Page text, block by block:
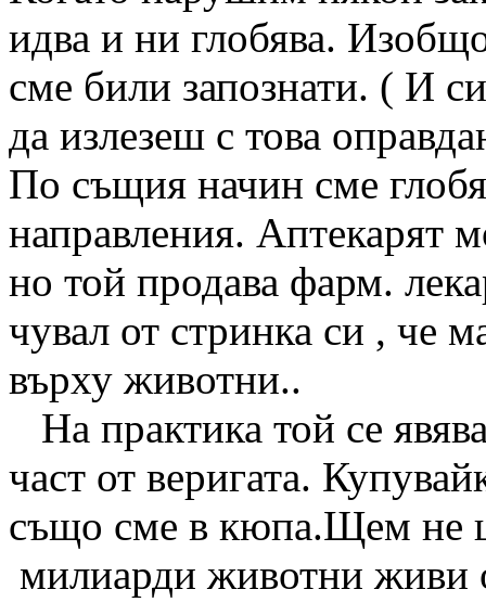
идва и ни глобява.
сме били запознати. ( И
да излезеш с това
По същия начин сме
направления. Аптекарят
но той продава фарм.
чувал от стринка си , че
върху животни..
На практика той се
част от веригата.
също сме в кюпа.Щем не
милиарди животни живи